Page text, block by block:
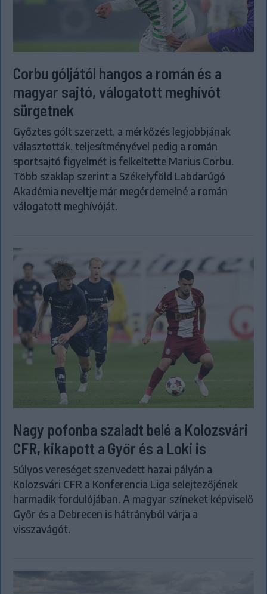
Corbu góljától hangos a román és a
magyar sajtó, válogatott meghívót
sürgetnek
Győztes gólt szerzett, a mérkőzés legjobbjának
választották, teljesítményével pedig a román
sportsajtó figyelmét is felkeltette Marius Corbu.
Több szaklap szerint a Székelyföld Labdarúgó
Akadémia neveltje már megérdemelné a román
válogatott meghívóját.
Nagy pofonba szaladt belé a Kolozsvári
CFR, kikapott a Győr és a Loki is
Súlyos vereséget szenvedett hazai pályán a
Kolozsvári CFR a Konferencia Liga selejtezőjének
harmadik fordulójában. A magyar színeket képviselő
Győr és a Debrecen is hátrányból várja a
visszavágót.